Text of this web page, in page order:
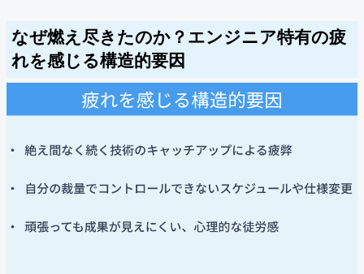
なぜ燃え尽きたのか？エンジニア特有の疲
れを感じる構造的要因